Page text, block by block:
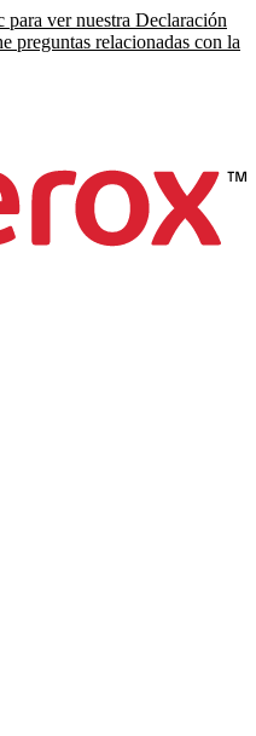
para ver nuestra Declaración
preguntas relacionadas con la